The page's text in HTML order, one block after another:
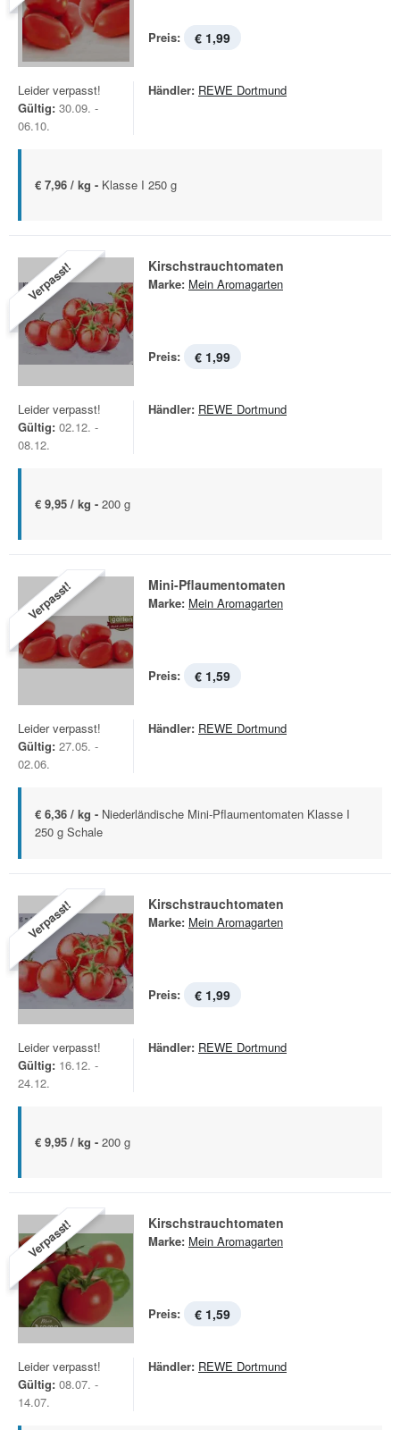
Preis: € 1,99
Leider verpasst!
Gültig: 30.09. -
06.10.
Händler: REWE Dortmund
€ 7,96 / kg - Klasse I 250 g
Verpasst! Kirschstrauchtomaten
Marke: Mein Aromagarten
Preis: € 1,99
Leider verpasst!
Gültig: 02.12. -
08.12.
Händler: REWE Dortmund
€ 9,95 / kg - 200 g
Verpasst! Mini-Pflaumentomaten
Marke: Mein Aromagarten
Preis: € 1,59
Leider verpasst!
Gültig: 27.05. -
02.06.
Händler: REWE Dortmund
€ 6,36 / kg - Niederländische Mini-Pflaumentomaten Klasse I
250 g Schale
Verpasst! Kirschstrauchtomaten
Marke: Mein Aromagarten
Preis: € 1,99
Leider verpasst!
Gültig: 16.12. -
24.12.
Händler: REWE Dortmund
€ 9,95 / kg - 200 g
Verpasst! Kirschstrauchtomaten
Marke: Mein Aromagarten
Preis: € 1,59
Leider verpasst!
Gültig: 08.07. -
14.07.
Händler: REWE Dortmund